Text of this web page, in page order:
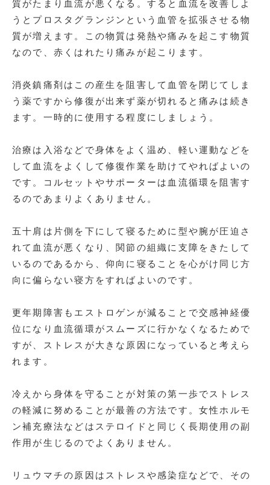
質がたまり血流が悪くなる。すると血流を改善しよ
うとプロスタグランジンという血管を拡張させる物
質が増えます。この物質は発熱や痛みを起こす物質
なので、赤くはれたり痛みが起こります。
消炎鎮痛剤はこの産生を阻害して血管を閉じてしま
う薬ですから修復が出来ず薬が切れると痛みは続き
ます。一時的に使用する程度にしましょう。
治療は入浴などで身体をよく温め、軽い運動などを
して血流をよくして修復作業を助けてやればよいの
です。コルセットやサポーターは血流循環を阻害す
るのであまりよくありません。
五十肩は片側を下にして寝るために型や腕が圧迫さ
れて血流が悪くなり、関節の組織に支障をきたして
いるのであるから、仰向に寝ることを心がけ同じ方
向に偏らない寝方をすればよいのです。
更年期障害もエストロゲンが減ることで交感神経優
位になり血流循環がスムーズに行かなくなるためで
すが、ストレスが大きな原因になっていると考えら
れます。
冷えから身体を守ることが対策の第一歩でストレス
の軽減に努めることが最善の方法です。女性ホルモ
ン補充療法などはステロイドと同じく長期使用の副
作用が生じるのでよくありません。
リュウマチの原因はストレスや感染症などで、その